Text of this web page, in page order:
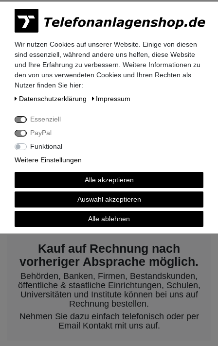
Qualität, Zuverlässigkeit und
Vertrauen.
Lieferzeit 2-3 Tage
kompetenter Service
Rechnungskauf auf Anfrage möglich
Kauf auf Rechnung nach
vorheriger Absprache möglich.
Behörden, Banken, Firmen, Bestandskunden,
öffentliche & staatliche Einrichtungen, Schulen,
Universitäten und Institute können bei uns auf
Rechnung bestellen.
Nehmen Sie dazu einfach telefonisch oder per
Email Kontakt mit uns auf.
Wir nutzen Cookies auf unserer Website. Einige von diesen
sind essenziell, während andere uns helfen, diese Website
und Ihre Erfahrung zu verbessern. Weitere Informationen zu
den von uns verwendeten Cookies und Ihren Rechten als
Nutzer finden Sie hier:
Daten­schutz­erklärung
Impressum
Essenziell
PayPal
Funktional
Weitere Einstellungen
Alle akzeptieren
Auswahl akzeptieren
Alle ablehnen